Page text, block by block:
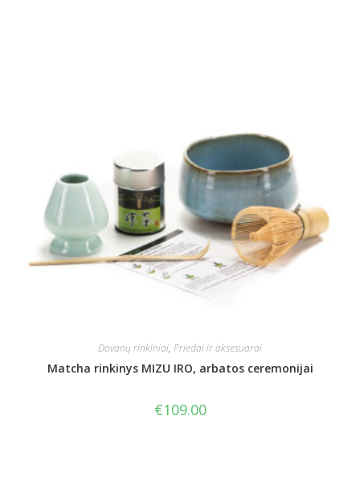
Dovanų rinkiniai, Priedai ir aksesuarai
Matcha rinkinys MIZU IRO, arbatos ceremonijai
€109.00